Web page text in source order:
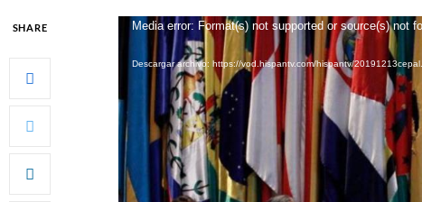
SHARE
Reproductor
vídeo
Media error: Format(s) not supported or source(s) not
Descargar archivo: https://vod.hispantv.com/hispantv/